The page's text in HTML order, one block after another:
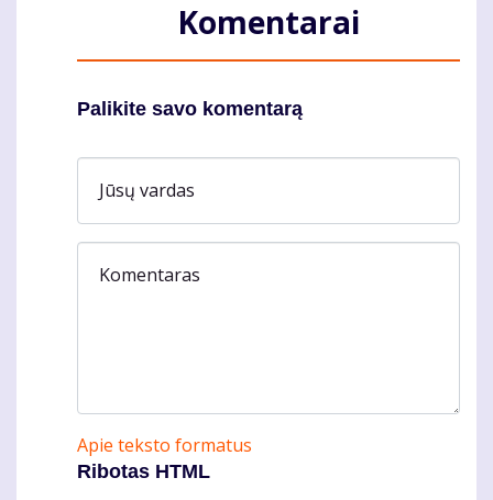
Komentarai
Palikite savo komentarą
Jūsų vardas
Komentaras
Apie teksto formatus
Ribotas HTML